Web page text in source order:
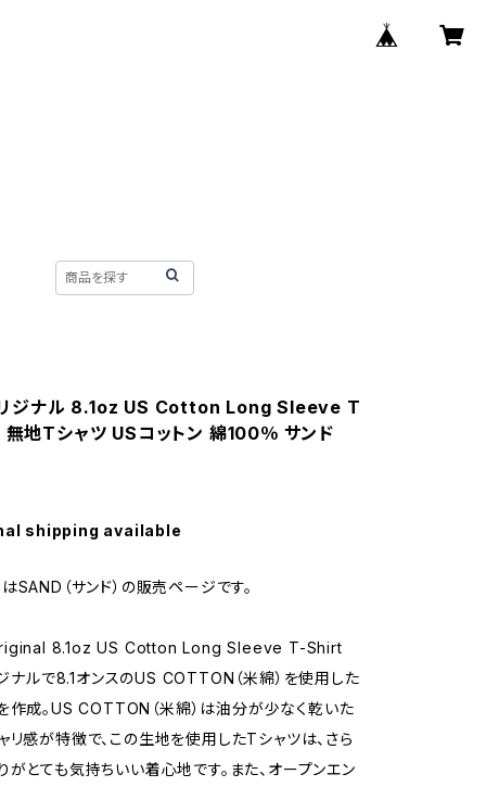
ジナル 8.1oz US Cotton Long Sleeve T
無地Tシャツ USコットン 綿100％ サンド
shipping available
（サンド）の販売ページです。
8.1oz US Cotton Long Sleeve T-Shirt
ナルで8.1オンスのUS COTTON（米綿）を使用した
作成。US COTTON（米綿）は油分が少なく乾いた
リ感が特徴で、この生地を使用したTシャツは、さら
がとても気持ちいい着心地です。また、オープンエン